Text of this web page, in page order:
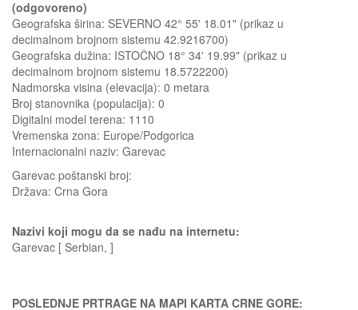
(odgovoreno)
Geografska širina: SEVERNO 42° 55' 18.01" (prikaz u
decimalnom brojnom sistemu 42.9216700)
Geografska dužina: ISTOČNO 18° 34' 19.99" (prikaz u
decimalnom brojnom sistemu 18.5722200)
Nadmorska visina (elevacija): 0 metara
Broj stanovnika (populacija): 0
Digitalni model terena: 1110
Vremenska zona: Europe/Podgorica
Internacionalni naziv: Garevac
Garevac poštanski broj:
Država: Crna Gora
Nazivi koji mogu da se nađu na internetu:
Garevac [ Serbian, ]
POSLEDNJE PRTRAGE NA MAPI KARTA CRNE GORE: